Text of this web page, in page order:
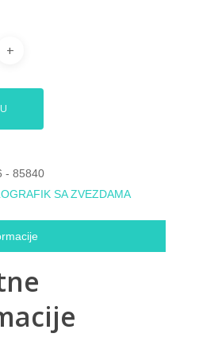
- 85840
SA ZVEZDAMA